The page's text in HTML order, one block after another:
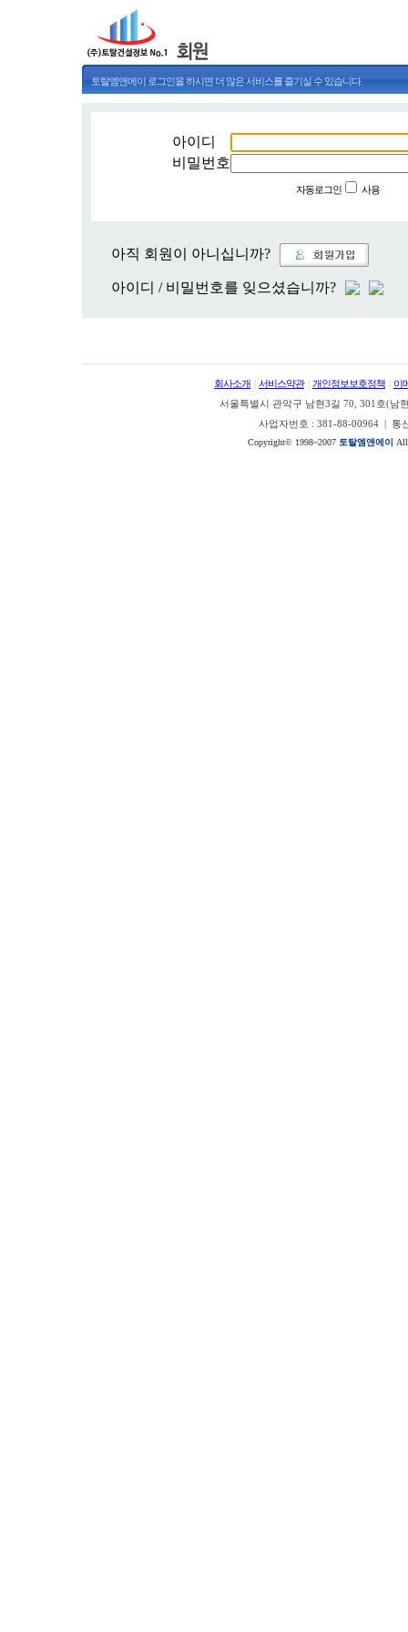
토탈엠앤에이 로그인을 하시면 더 많은 서비스를 즐기실 수 있습니다.
아이디
비밀번호
자동로그인 사용
아직 회원이 아니십니까?
아이디 / 비밀번호를 잊으셨습니까?
회사소개 서비스약관 개인정보보호정책
이
서울특별시 관악구 남현3길 70, 301호(남
사업자번호 : 381-88-00964 | 통
Copyright© 1998~2007 토탈엠앤에이